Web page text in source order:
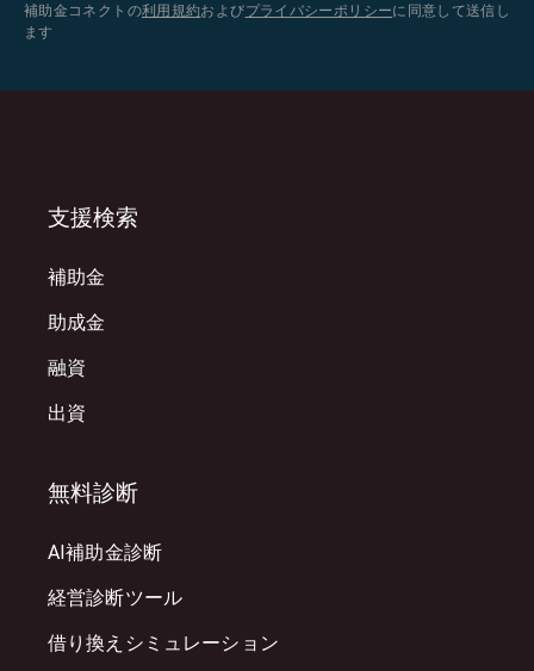
補助金コネクトの利用規約およびプライバシーポリシーに同意して送信し
ます
支援検索
補助金
助成金
融資
出資
無料診断
AI補助金診断
経営診断ツール
借り換えシミュレーション